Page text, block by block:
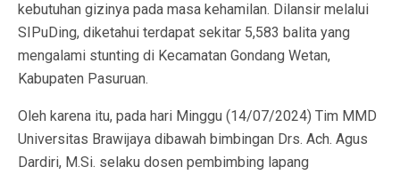
kebutuhan gizinya pada masa kehamilan. Dilansir melalui
SIPuDing, diketahui terdapat sekitar 5,583 balita yang
mengalami stunting di Kecamatan Gondang Wetan,
Kabupaten Pasuruan.
Oleh karena itu, pada hari Minggu (14/07/2024) Tim MMD
Universitas Brawijaya dibawah bimbingan Drs. Ach. Agus
Dardiri, M.Si. selaku dosen pembimbing lapang